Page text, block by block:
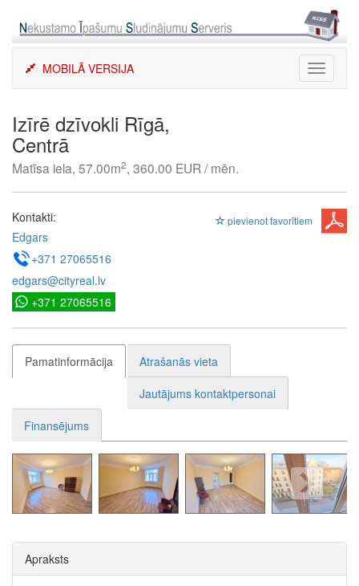
content
Toggle
MOBILĀ VERSIJA
Izīrē dzīvokli Rīgā,
Centrā
Matīsa iela, 57.00m2, 360.00 EUR / mēn.
pievienot favorītiem
Kontakti:
Edgars
+371 27065516
edgars@cityreal.lv
+371 27065516
Pamatinformācija
Atrašanās vieta
Jautājums kontaktpersonai
Finansējums
Apraksts